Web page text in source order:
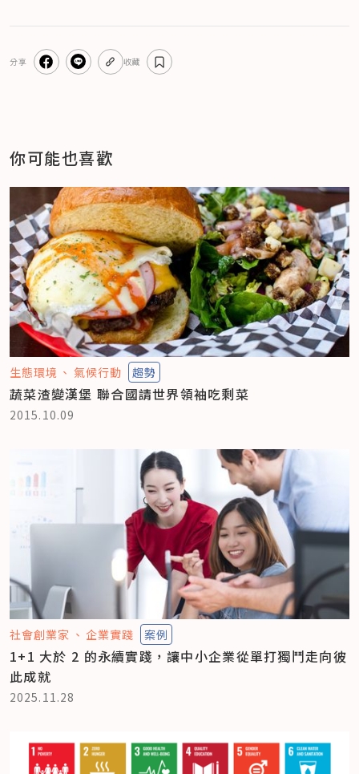
分享 收藏
你可能也喜歡
生態環境 氣候行動 趨勢
蔬菜渣變漢堡 聯合國請世界領袖吃剩菜
2015.10.09
社會創業家 企業實踐 案例
1+1 大於 2 的永續實踐，讓中小企業從單打獨鬥走向彼
此成就
2025.11.28